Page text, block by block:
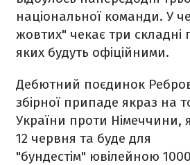
національної команди. У
жовтих" чекає три складні
яких будуть офіційними.
Дебютний поєдинок
збірної припаде якраз на
України проти Німеччини,
12 червня та буде для
"бундестім" ювілейною